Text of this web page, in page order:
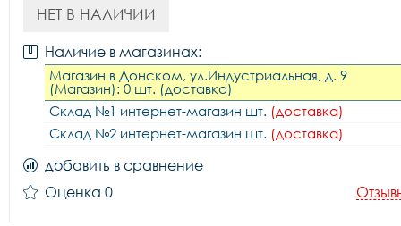
НЕТ В НАЛИЧИИ
Наличие в магазинах:
Магазин в Донском, ул.Индустриальная, д. 9
(Магазин): 0 шт. (доставка)
Склад №1 интернет-магазин шт. (доставка)
Склад №2 интернет-магазин шт. (доставка)
добавить в сравнение
Оценка 0